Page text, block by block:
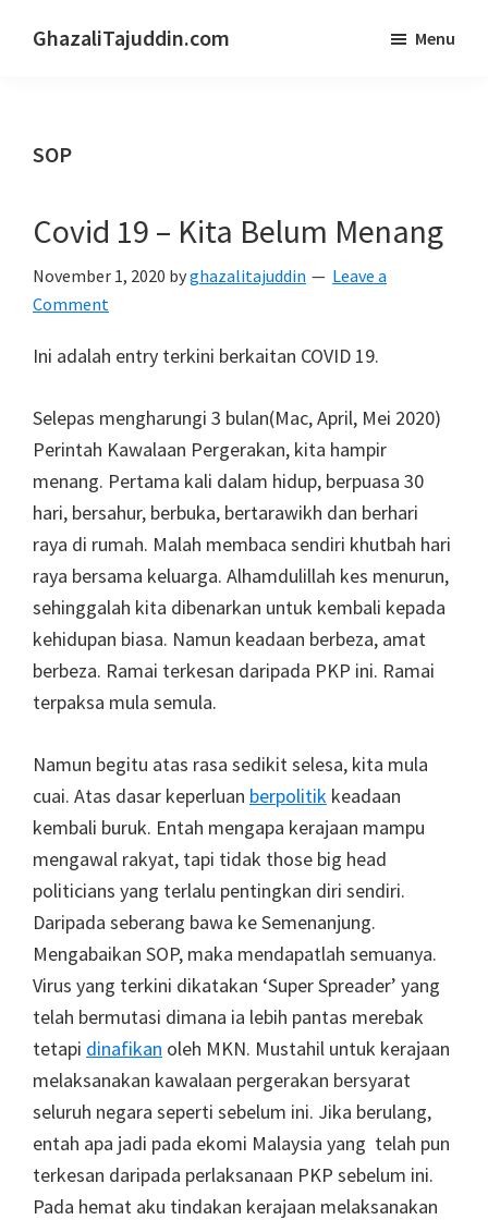
GhazaliTajuddin.com Menu
SOP
Covid 19 – Kita Belum Menang
November 1, 2020 byghazalitajuddin
Leave a
Comment
Ini adalah entry terkini berkaitan COVID 19.
Selepas mengharungi 3 bulan(Mac, April, Mei 2020)
Perintah Kawalaan Pergerakan, kita hampir
menang. Pertama kali dalam hidup, berpuasa 30
hari, bersahur, berbuka, bertarawikh dan berhari
raya di rumah. Malah membaca sendiri khutbah hari
raya bersama keluarga. Alhamdulillah kes menurun,
sehinggalah kita dibenarkan untuk kembali kepada
kehidupan biasa. Namun keadaan berbeza, amat
berbeza. Ramai terkesan daripada PKP ini. Ramai
terpaksa mula semula.
Namun begitu atas rasa sedikit selesa, kita mula
cuai. Atas dasar keperluan berpolitik keadaan
kembali buruk. Entah mengapa kerajaan mampu
mengawal rakyat, tapi tidak those big head
politicians yang terlalu pentingkan diri sendiri.
Daripada seberang bawa ke Semenanjung.
Mengabaikan SOP, maka mendapatlah semuanya.
Virus yang terkini dikatakan ‘Super Spreader’ yang
telah bermutasi dimana ia lebih pantas merebak
tetapi dinafikan oleh MKN. Mustahil untuk kerajaan
melaksanakan kawalaan pergerakan bersyarat
seluruh negara seperti sebelum ini. Jika berulang,
entah apa jadi pada ekomi Malaysia yang telah pun
terkesan daripada perlaksanaan PKP sebelum ini.
Pada hemat aku tindakan kerajaan melaksanakan